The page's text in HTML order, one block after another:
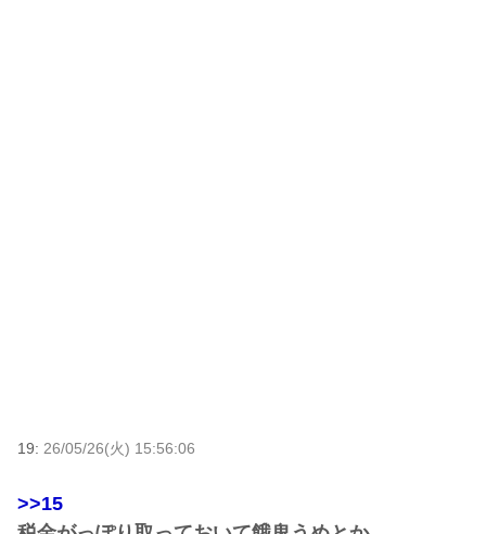
19: 26/05/26(火) 15:56:06
>>15